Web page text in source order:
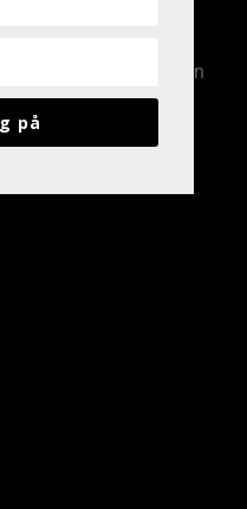
kontakt den avdelingen
på